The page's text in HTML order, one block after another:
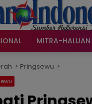
MITRA-
Pringsewu